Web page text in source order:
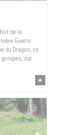
de la
Guerre
du Dragon, ce
sur